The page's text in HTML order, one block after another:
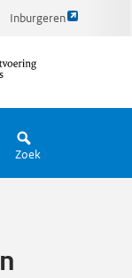
Inburgeren
Link
pagina
Zoek